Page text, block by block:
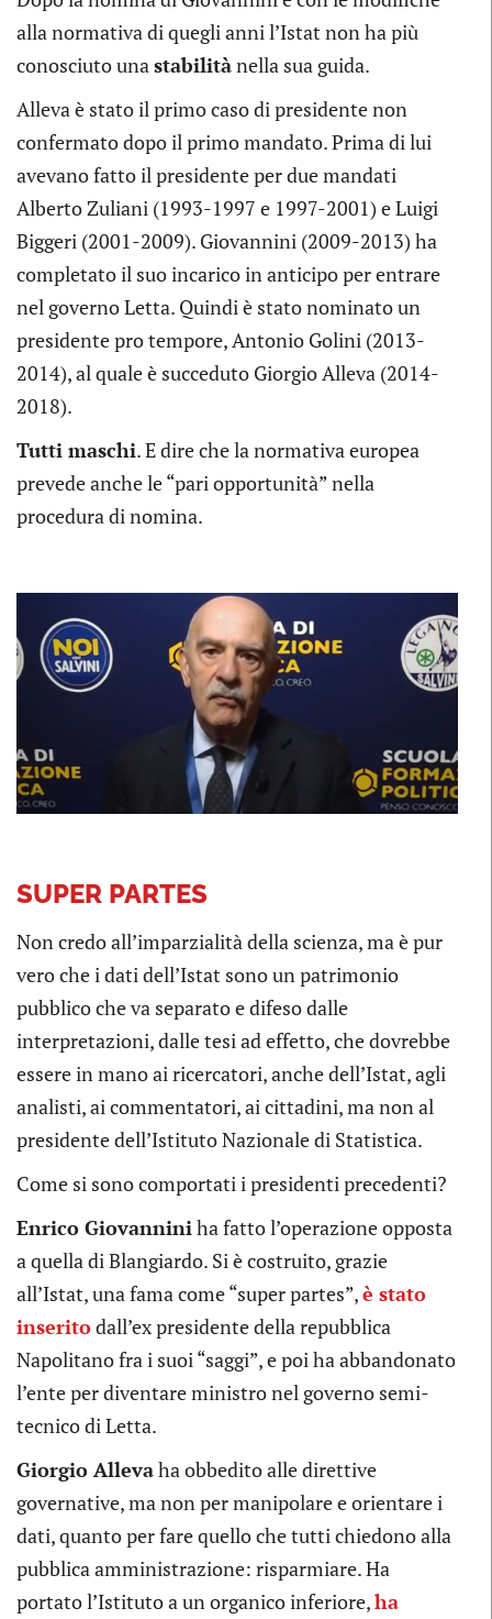
alla normativa di quegli anni l’Istat non ha più
conosciuto una stabilitànella sua guida.
Alleva è stato il primo caso di presidente non
confermato dopo il primo mandato. Prima di lui
avevano fatto il presidente per due mandati
Alberto Zuliani (1993-1997 e 1997-2001) e Luigi
Biggeri (2001-2009). Giovannini (2009-2013) ha
completato il suo incarico in anticipo per entrare
nel governo Letta. Quindi è stato nominato un
presidente pro tempore, Antonio Golini (2013-
2014), al quale è succeduto Giorgio Alleva (2014-
2018).
Tutti maschi. E dire che la normativa europea
prevede anche le “pari opportunità” nella
procedura di nomina.
SUPER PARTES
Non credo all’imparzialità della scienza, ma è pur
vero che i dati dell’Istat sono un patrimonio
pubblico che va separato e difeso dalle
interpretazioni, dalle tesi ad effetto, che dovrebbe
essere in mano ai ricercatori, anche dell’Istat, agli
analisti, ai commentatori, ai cittadini, ma non al
presidente dell’Istituto Nazionale di Statistica.
Come si sono comportati i presidenti precedenti?
Enrico Giovannini ha fatto l’operazione opposta
a quella di Blangiardo. Si è costruito, grazie
all’Istat, una fama come “super partes”,è stato
inseritodall’ex presidente della repubblica
Napolitano fra i suoi “saggi”, e poi ha abbandonato
l’ente per diventare ministro nel governo semi-
tecnico di Letta.
Giorgio Allevaha obbedito alle direttive
governative, ma non per manipolare e orientare i
dati, quanto per fare quello che tutti chiedono alla
pubblica amministrazione: risparmiare. Ha
portato l’Istituto a un organico inferiore,ha